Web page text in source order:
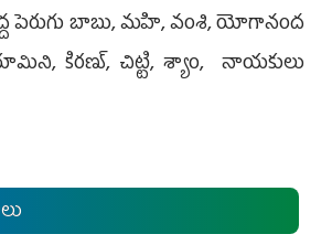
పెరుగు బాబు, మహి, వంశి, యోగానంద
కిరణ్, చిట్టి, శ్యాం, నాయకులు